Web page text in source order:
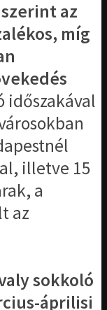
az
míg
időszakával
illetve 15
a
az
sokkoló
áprilisi